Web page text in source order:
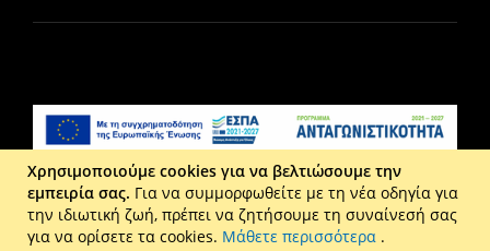
Liberta Ε.Π.Ε. - Τ: 2610 201 800 - Ε: eshop@maison.gr -
Γ.Ε.ΜΗ : 036110316000
Χρησιμοποιούμε cookies για να βελτιώσουμε την
εμπειρία σας. Για να συμμορφωθείτε με τη νέα οδηγία για
την ιδιωτική ζωή, πρέπει να ζητήσουμε τη συναίνεσή σας
για να ορίσετε τα cookies. Μάθετε περισσότερα .